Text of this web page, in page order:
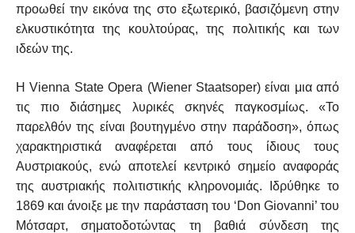
προωθεί την εικόνα της στο εξωτερικό, βασιζόμενη στην
ελκυστικότητα της κουλτούρας, της πολιτικής και των
ιδεών της.
Η Vienna State Opera (Wiener Staatsoper) είναι μια από
τις πιο διάσημες λυρικές σκηνές παγκοσμίως. «Το
παρελθόν της είναι βουτηγμένο στην παράδοση», όπως
χαρακτηριστικά αναφέρεται από τους ίδιους τους
Αυστριακούς, ενώ αποτελεί κεντρικό σημείο αναφοράς
της αυστριακής πολιτιστικής κληρονομιάς. Ιδρύθηκε το
1869 και άνοιξε με την παράσταση του ‘Don Giovanni’ του
Μότσαρτ, σηματοδοτώντας τη βαθιά σύνδεση της